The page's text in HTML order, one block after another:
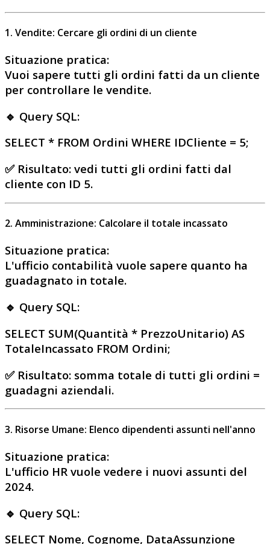
1. Vendite: Cercare gli ordini di un cliente
Situazione pratica:
Vuoi sapere tutti gli ordini fatti da un cliente
per controllare le vendite.
🔹 Query SQL:
SELECT * FROM Ordini WHERE IDCliente = 5;
✅ Risultato: vedi tutti gli ordini fatti dal
cliente con ID 5.
2. Amministrazione: Calcolare il totale incassato
Situazione pratica:
L'ufficio contabilità vuole sapere quanto ha
guadagnato in totale.
🔹 Query SQL:
SELECT SUM(Quantità * PrezzoUnitario) AS
TotaleIncassato FROM Ordini;
✅ Risultato: somma totale di tutti gli ordini =
guadagni aziendali.
3. Risorse Umane: Elenco dipendenti assunti nell'anno
Situazione pratica:
L'ufficio HR vuole vedere i nuovi assunti del
2024.
🔹 Query SQL:
SELECT Nome, Cognome, DataAssunzione